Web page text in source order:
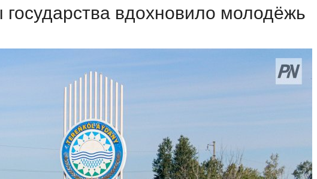
вдохновило молодёжь